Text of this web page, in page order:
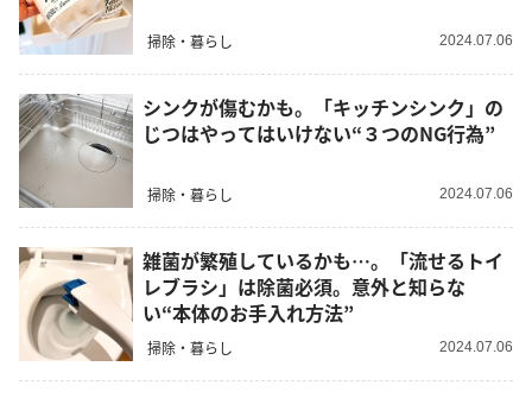
掃除・暮らし 2024.07.06
シンクが傷むかも。「キッチンシンク」の
じつはやってはいけない“３つのNG行為”
掃除・暮らし 2024.07.06
雑菌が繁殖しているかも…。「流せるトイ
レブラシ」は除菌必須。意外と知らな
い“本体のお手入れ方法”
掃除・暮らし 2024.07.06